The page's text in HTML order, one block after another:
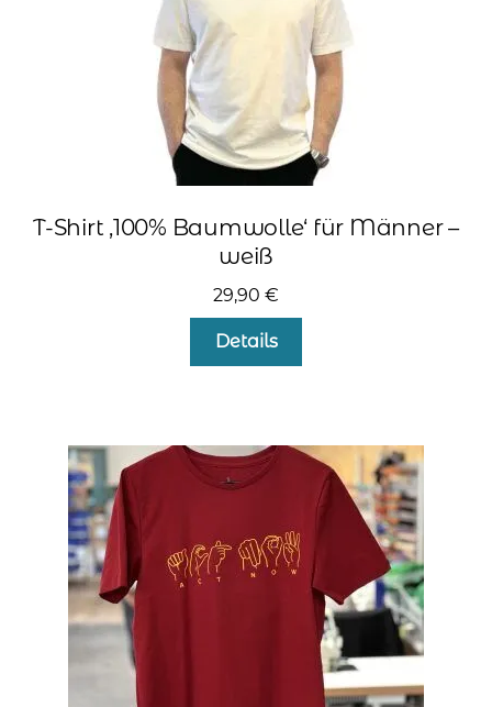
gewählt
werden
T-Shirt ‚100% Baumwolle‘ für Männer –
weiß
29,90 €
Details
auf.
Die
Optionen
können
der
Produktseite
gewählt
werden